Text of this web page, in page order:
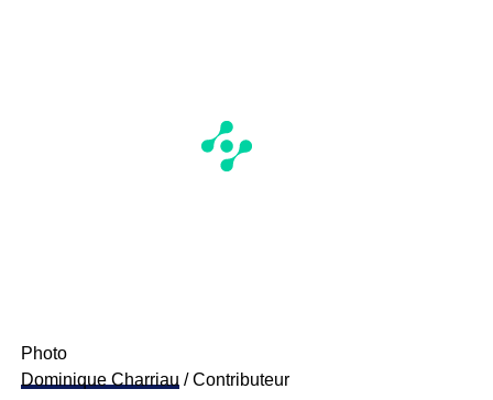
Photo
Dominique Charriau / Contributeur